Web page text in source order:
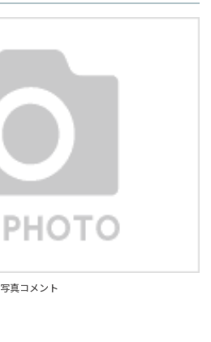
写真コメント